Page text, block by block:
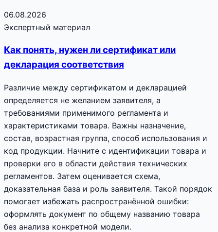
06.08.2026
Экспертный материал
Как понять, нужен ли сертификат или
декларация соответствия
Различие между сертификатом и декларацией
определяется не желанием заявителя, а
требованиями применимого регламента и
характеристиками товара. Важны назначение,
состав, возрастная группа, способ использования и
код продукции. Начните с идентификации товара и
проверки его в области действия технических
регламентов. Затем оценивается схема,
доказательная база и роль заявителя. Такой порядок
помогает избежать распространённой ошибки:
оформлять документ по общему названию товара
без анализа конкретной модели.